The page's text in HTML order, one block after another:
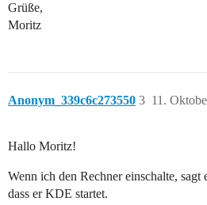
Grüße,
Moritz
Anonym_339c6c273550 11.
3
Hallo Moritz!
Wenn ich den Rechner einschalte, sagt
dass er KDE startet.